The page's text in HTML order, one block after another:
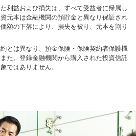
利益および損失は、すべて受益者に帰属し
元本は金融機関の預貯金と異なり保証され
額の下落により、損失を被り、元本を割り
とは異なり、預金保険・保険契約者保護機
た、登録金融機関から購入された投資信託
ではありません。